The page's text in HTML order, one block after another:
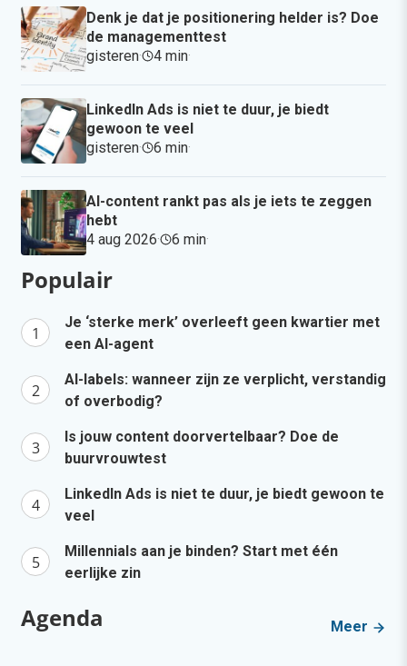
Denk je dat je positionering helder is? Doe
de managementtest
gisteren· 4 min·
LinkedIn Ads is niet te duur, je biedt
gewoon te veel
gisteren· 6 min·
AI-content rankt pas als je iets te zeggen
hebt
4 aug 2026· 6 min·
Populair
Je ‘sterke merk’ overleeft geen kwartier met
een AI-agent
AI-labels: wanneer zijn ze verplicht, verstandig
of overbodig?
Is jouw content doorvertelbaar? Doe de
buurvrouwtest
LinkedIn Ads is niet te duur, je biedt gewoon te
veel
Millennials aan je binden? Start met één
eerlijke zin
Agenda Meer